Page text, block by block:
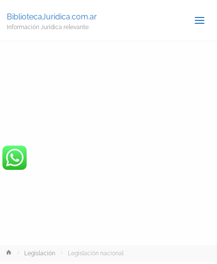
BibliotecaJuridica.com.ar
Información Jurídica relevante.
InicioLegislación Legislación nacional